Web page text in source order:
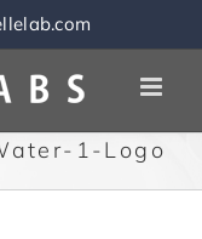
1-Logo